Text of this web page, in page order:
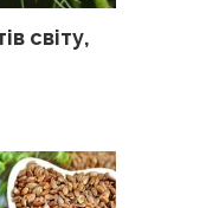
світу,